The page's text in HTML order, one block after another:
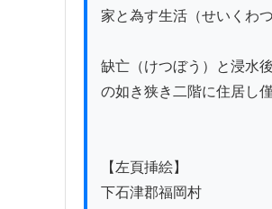
家と為す生活（せいくわ
缺亡（けつぼう）と浸水
の如き狭き二階に住居し
【左頁挿絵】
下石津郡福岡村